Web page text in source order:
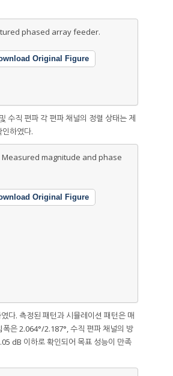
phased array feeder.
Original Figure
수직 편파 각 편파 채널의 정렬 상태는 제
하였다.
| Measured magnitude and phase
Original Figure
다. 측정된 패턴과 시뮬레이션 패턴은 매
은 2.064°/2.187°, 수직 편파 채널의 방
dB 이하로 확인되어 목표 성능이 만족